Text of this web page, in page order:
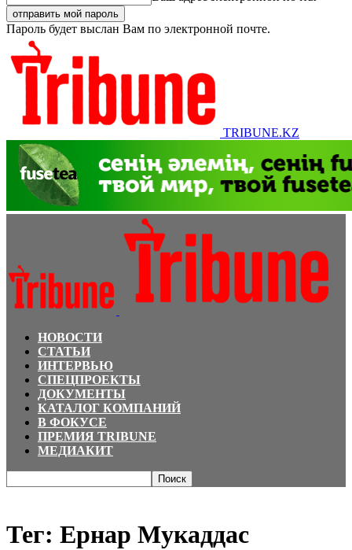
Пароль будет выслан Вам по электронной почте.
TRIBUNE.KZ
НОВОСТИ
СТАТЬИ
ИНТЕРВЬЮ
СПЕЦПРОЕКТЫ
ДОКУМЕНТЫ
КАТАЛОГ КОМПАНИЙ
В ФОКУСЕ
ПРЕМИЯ TRIBUNE
МЕДИАКИТ
Тег: Ернар Мукаддас